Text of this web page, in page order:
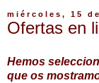
miércoles, 15
Ofertas en
Hemos
que os